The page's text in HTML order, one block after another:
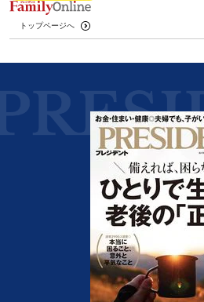
トップページへ